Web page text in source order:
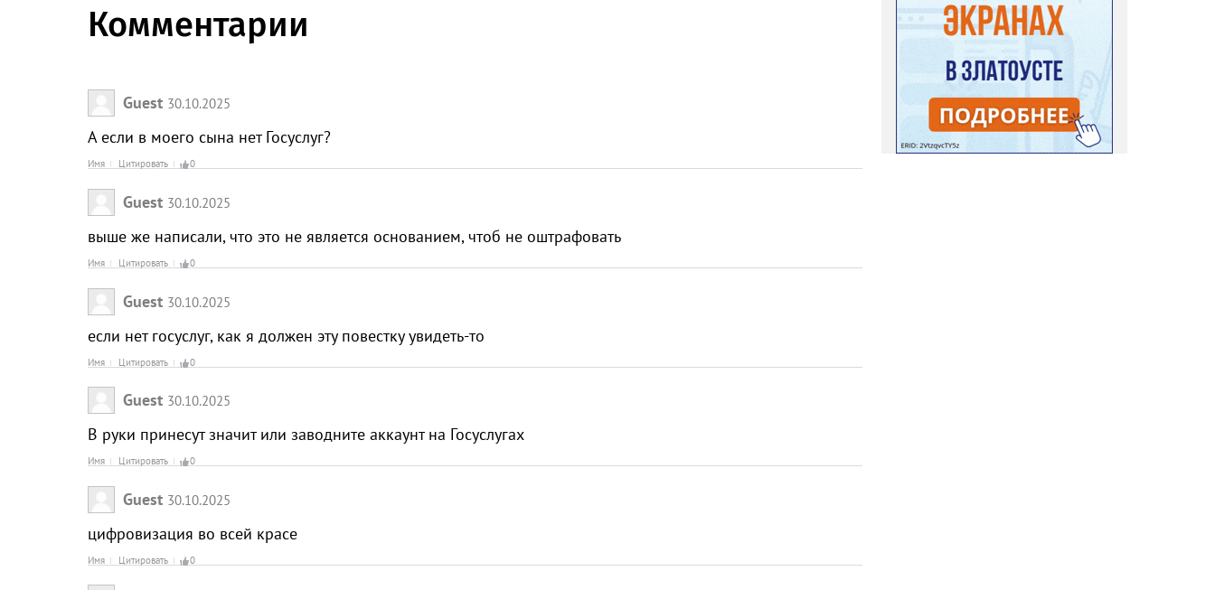
Комментарии
Guest 30.10.2025
А если в моего сына нет Госуслуг?
Имя Цитировать 0
Guest 30.10.2025
выше же написали, что это не является основанием, чтоб не оштрафовать
Имя Цитировать 0
Guest 30.10.2025
если нет госуслуг, как я должен эту повестку увидеть-то
Имя Цитировать 0
Guest 30.10.2025
В руки принесут значит или заводните аккаунт на Госуслугах
Имя Цитировать 0
Guest 30.10.2025
цифровизация во всей красе
Имя Цитировать 0